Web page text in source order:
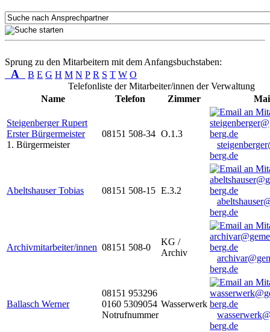
Sprung zu den Mitarbeitern mit dem Anfangsbuchstaben:
A B E G H M N P R S T W O
Telefonliste der Mitarbeiter/innen der Verwaltung
Name
Telefon Zimmer
Steigenberger Rupert
Erster Bürgermeister
1. Bürgermeister
08151 508-34 O.1.3
berg.de
Abeltshauser Tobias 08151 508-15 E.3.2
berg.de
Archivmitarbeiter/innen 08151 508-0
KG /
Archiv
berg.de
Ballasch Werner
08151 953296
0160 5309054
Notrufnummer
Wasserwerk
berg.de